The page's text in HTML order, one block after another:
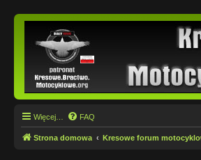
Więcej… FAQ
Strona domowa Kresowe forum